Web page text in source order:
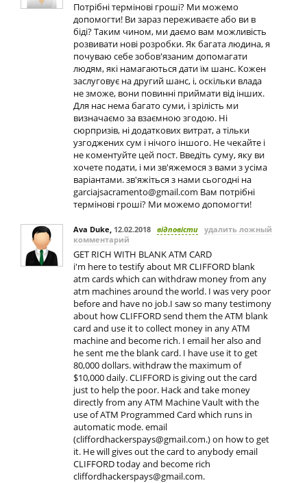
Потрібні термінові гроші? Ми можемо
допомогти! Ви зараз переживаєте або ви в
біді? Таким чином, ми даємо вам можливість
розвивати нові розробки. Як багата людина, я
почуваю себе зобов'язаним допомагати
людям, які намагаються дати їм шанс. Кожен
заслуговує на другий шанс, і, оскільки влада
не зможе, вони повинні приймати від інших.
Для нас нема багато суми, і зрілість ми
визначаємо за взаємною згодою. Ні
сюрпризів, ні додаткових витрат, а тільки
узгоджених сум і нічого іншого. Не чекайте і
не коментуйте цей пост. Введіть суму, яку ви
хочете подати, і ми зв'яжемося з вами з усіма
варіантами. зв'яжіться з нами сьогодні на
garciajsacramento@gmail.com Вам потрібні
термінові гроші? Ми можемо допомогти!
Ava Duke, 12.02.2018 відповісти удалить ложный
комментарий
GET RICH WITH BLANK ATM CARD
i'm here to testify about MR CLIFFORD blank
atm cards which can withdraw money from any
atm machines around the world. I was very poor
before and have no job.I saw so many testimony
about how CLIFFORD send them the ATM blank
card and use it to collect money in any ATM
machine and become rich. I email her also and
he sent me the blank card. I have use it to get
80,000 dollars. withdraw the maximum of
$10,000 daily. CLIFFORD is giving out the card
just to help the poor. Hack and take money
directly from any ATM Machine Vault with the
use of ATM Programmed Card which runs in
automatic mode. email
(cliffordhackerspays@gmail.com.) on how to get
it. He will gives out the card to anybody email
CLIFFORD today and become rich
cliffordhackerspays@gmail.com.